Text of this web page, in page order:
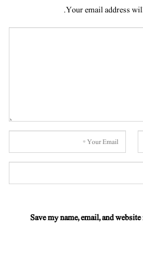
Your email address
Save my name, email, and